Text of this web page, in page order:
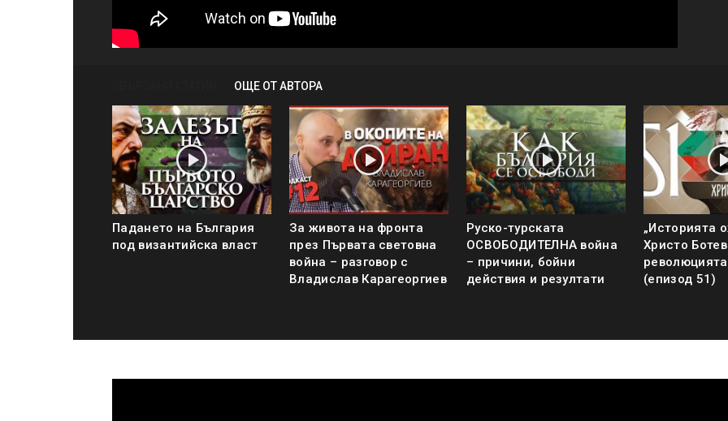
ОЩЕ ОТ АВТОРА
Падането на България
под византийска власт
За живота на фронта
през Първата световна
война – разговор с
Владислав Карагеоргиев
Руско-турската
ОСВОБОДИТЕЛНА война
– причини, бойни
действия и резултати
„Историята
Христо
(епизод 51)